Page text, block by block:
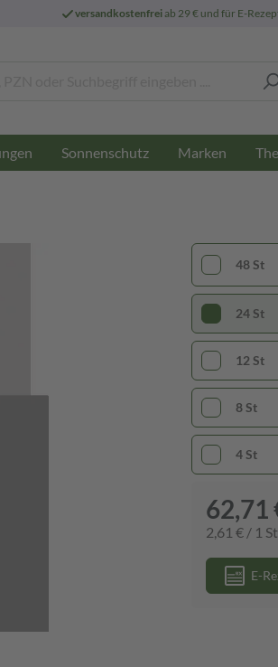
versandkostenfreiab 29 € und für E-
Sonnenschutz Marken
48 St
24 St
12 St
8 St
4 St
62,71
2,61 € / 1 St
E-